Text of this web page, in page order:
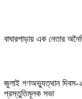
বাঘারপাড়ায় এক নেতার
জুলাই গণঅভ্যুত্থান দিবস-
প্রস্তুতিমূলক সভা